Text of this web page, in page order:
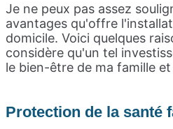
Je ne peux pas assez
avantages qu'offre
domicile. Voici quelques
considère qu'un tel
le bien-être de ma famille
Protection de la santé